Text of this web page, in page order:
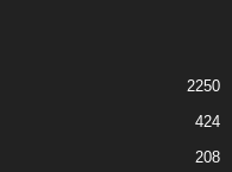
2250
424
208